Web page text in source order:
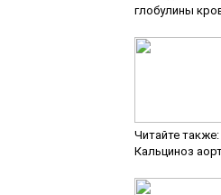
глобулины
Читайте также:
Кальциноз